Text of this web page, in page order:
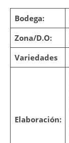
Bodega:
Zona/D.O:
Variedades
Elaboración: